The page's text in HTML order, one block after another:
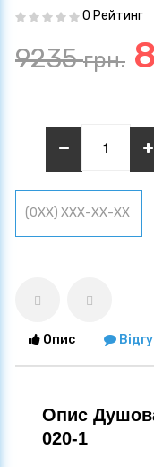
0 Рейтинг
9235грн.
Опис
Опис
020-1